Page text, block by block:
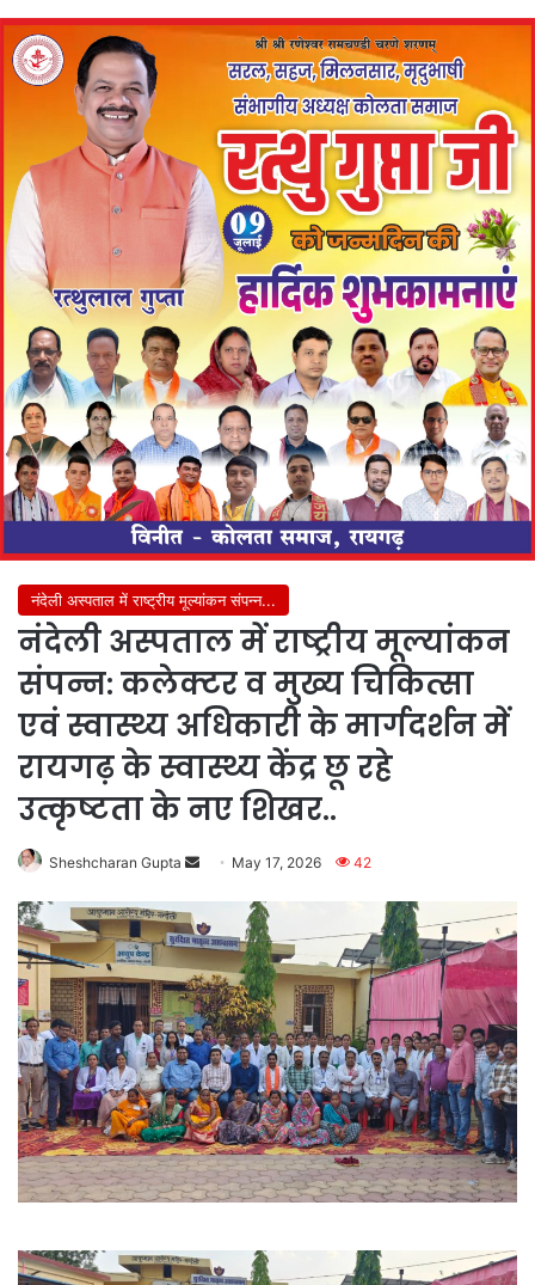
नंदेली अस्पताल में राष्ट्रीय मूल्यांकन संपन्न...
नंदेली अस्पताल में राष्ट्रीय मूल्यांकन
संपन्न: कलेक्टर व मुख्य चिकित्सा
एवं स्वास्थ्य अधिकारी के मार्गदर्शन में
रायगढ़ के स्वास्थ्य केंद्र छू रहे
उत्कृष्टता के नए शिखर..
Sheshcharan Gupta
Send
email
May 17, 2026 42